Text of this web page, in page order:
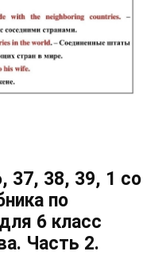
37, 38, 39, 1 со
по
6 класс
Часть 2.